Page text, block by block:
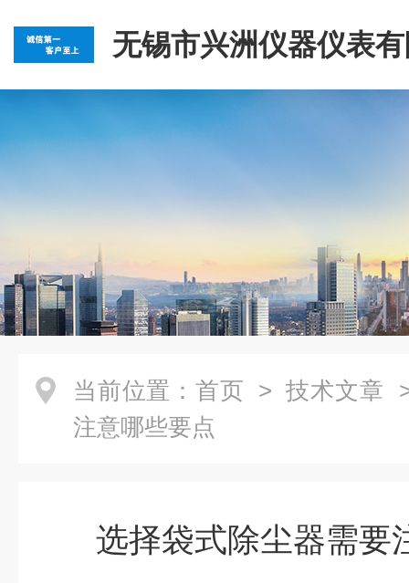
无锡市兴洲仪器仪表
当前位置： 首页 > 技术文章
注意哪些要点
选择袋式除尘器需要